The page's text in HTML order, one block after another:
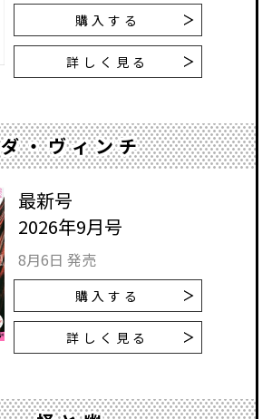
購入する
詳しく見る
ダ・ヴィンチ
最新号
2026年9月号
8月6日 発売
購入する
詳しく見る